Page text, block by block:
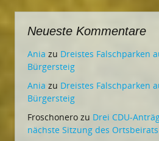
Neueste Kommentare
Ania zu Dreistes Falschparken
Bürgersteig
Ania zu Dreistes Falschparken
Bürgersteig
Froschonero zu Drei CDU-
nächste Sitzung des